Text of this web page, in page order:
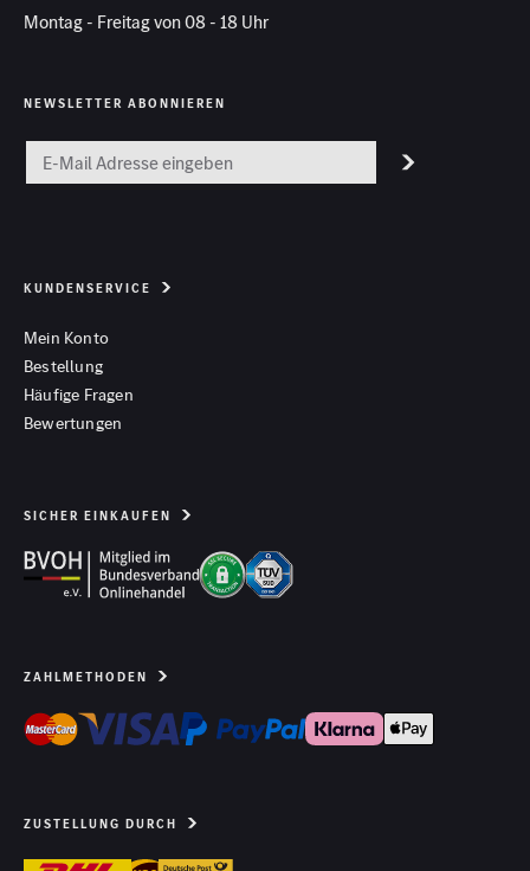
Montag - Freitag von 08 - 18 Uhr
NEWSLETTER ABONNIEREN
KUNDENSERVICE
Mein Konto
Bestellung
Häufige Fragen
Bewertungen
SICHER EINKAUFEN
ZAHLMETHODEN
ZUSTELLUNG DURCH